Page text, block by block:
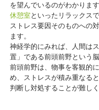
を望んでいるのがわかります
休憩室といったリラックス
ストレス要因そのものへの
ます。
神経学的にみれば、人間は
置」である前頭前野という
前頭前野は、物事を客観的
め、ストレスが積み重なる
判断し対処することが難し